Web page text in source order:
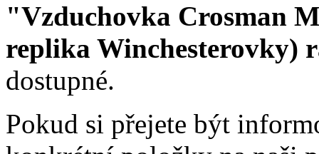
"Vzduchovka Crosman
replika Winchesterovky)
dostupné.
Pokud si přejete být